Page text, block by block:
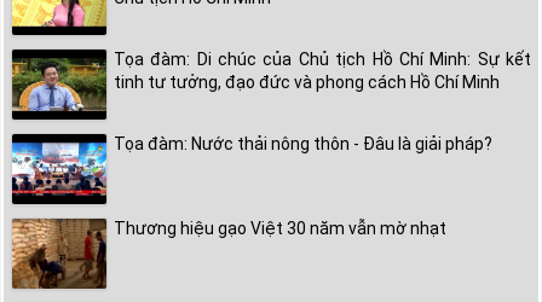
Tọa đàm: Di chúc của Chủ tịch Hồ Chí Minh: Sự kết
tinh tư tưởng, đạo đức và phong cách Hồ Chí Minh
Tọa đàm: Nước thải nông thôn - Đâu là giải pháp?
Thương hiệu gạo Việt 30 năm vẫn mờ nhạt